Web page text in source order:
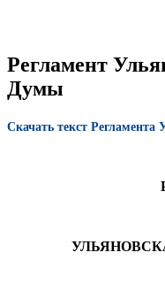
Регламент
Думы
Скачать текст